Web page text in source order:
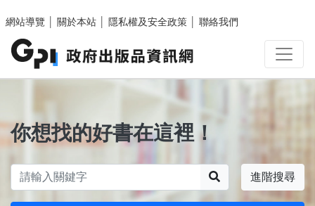
網站導覽
關於本站 隱私權及安全政策 聯絡我們
你想找的好書在這裡！
進階搜尋